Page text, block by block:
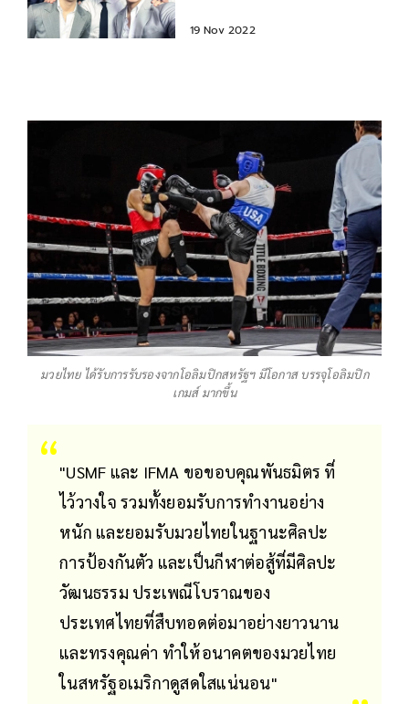
19 Nov 2022
มวยไทย ได้รับการรับรองจากโอลิมปิกสหรัฐฯ มีโอกาส บรรจุโอลิมปิก
เกมส์ มากขึ้น
"USMF และ IFMA ขอขอบคุณพันธมิตร ที่
ไว้วางใจ รวมทั้งยอมรับการทำงานอย่าง
หนัก และยอมรับมวยไทยในฐานะศิลปะ
การป้องกันตัว และเป็นกีฬาต่อสู้ที่มีศิลปะ
วัฒนธรรม ประเพณีโบราณของ
ประเทศไทยที่สืบทอดต่อมาอย่างยาวนาน
และทรงคุณค่า ทำให้อนาคตของมวยไทย
ในสหรัฐอเมริกาดูสดใสแน่นอน"